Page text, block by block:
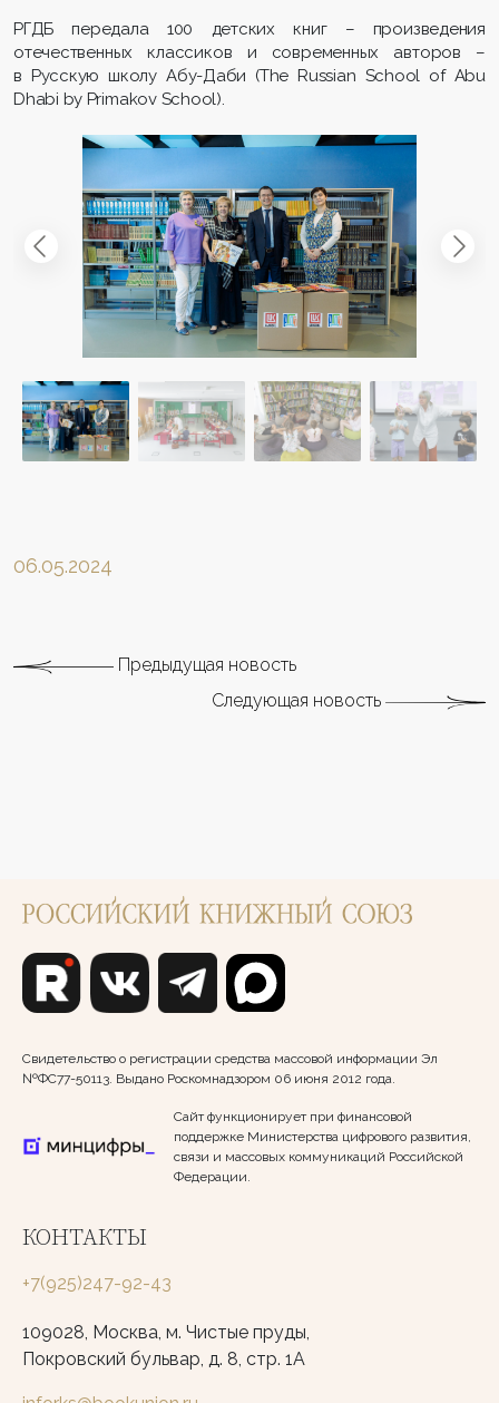
РГДБ передала 100 детских книг – произведения
отечественных классиков и современных авторов –
в Русскую школу Абу-Даби (The Russian School of Abu
Dhabi by Primakov School).
06.05.2024
Предыдущая новость
Следующая новость
Свидетельство о регистрации средства массовой информации Эл
№ФС77-50113. Выдано Роскомнадзором 06 июня 2012 года.
Сайт функционирует при финансовой
поддержке Министерства цифрового развития,
связи и массовых коммуникаций Российской
Федерации.
КОНТАКТЫ
+7(925)247-92-43
109028, Москва, м. Чистые пруды,
Покровский бульвар, д. 8, стр. 1А